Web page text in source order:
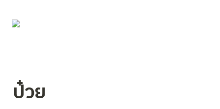
ป๋วย